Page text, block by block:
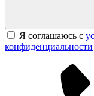
Я соглашаюсь с
конфиденциальности